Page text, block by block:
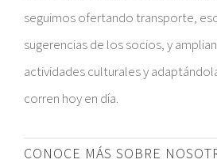
seguimos ofertando transporte,
sugerencias de los socios, y
actividades culturales y
corren hoy en día.
CONOCE MÁS SOBRE